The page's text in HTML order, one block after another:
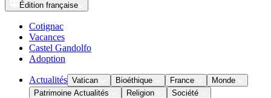
Édition française
Cotignac
Vacances
Castel Gandolfo
Adoption
Actualités Vatican Bioéthique France
Monde
Patrimoine Actualités
Religion Société